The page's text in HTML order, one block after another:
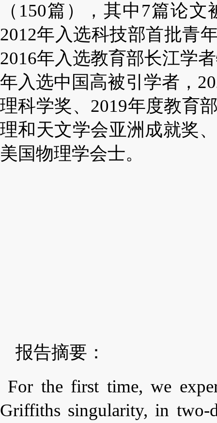
（150篇），其中7篇论
2012年入选科技部首批青
2016年入选教育部长江学
年入选中国高被引学者，
理科学奖、2019年度教育
理和天文学会亚洲成就奖
美国物理学会士。
报告摘要：
For the first time, we
Griffiths singularity, in two-